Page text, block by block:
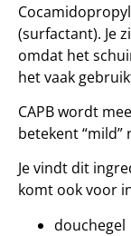
(surfactant). Je
omdat het
het vaak
CAPB wordt
betekent
Je vindt dit
komt ook voor
douchegel